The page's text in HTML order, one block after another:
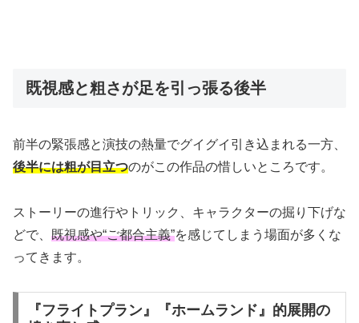
既視感と粗さが足を引っ張る後半
前半の緊張感と演技の熱量でグイグイ引き込まれる一方、
後半には粗が目立つのがこの作品の惜しいところです。
ストーリーの進行やトリック、キャラクターの掘り下げな
どで、 既視感や“ご都合主義”を感じてしまう場面が多くな
ってきます。
『フライトプラン』『ホームランド』的展開の